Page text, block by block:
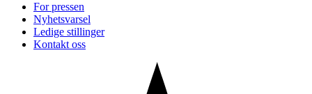
For pressen
Nyhetsvarsel
Ledige stillinger
Kontakt oss